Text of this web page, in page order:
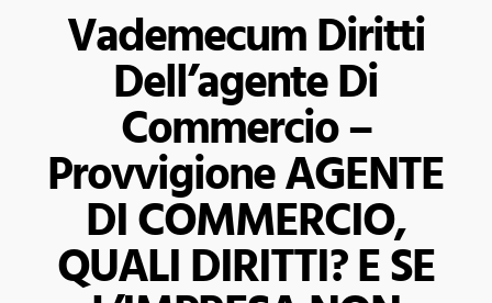
Vademecum Diritti
Dell’agente Di
Commercio –
Provvigione AGENTE
DI COMMERCIO,
QUALI DIRITTI? E SE